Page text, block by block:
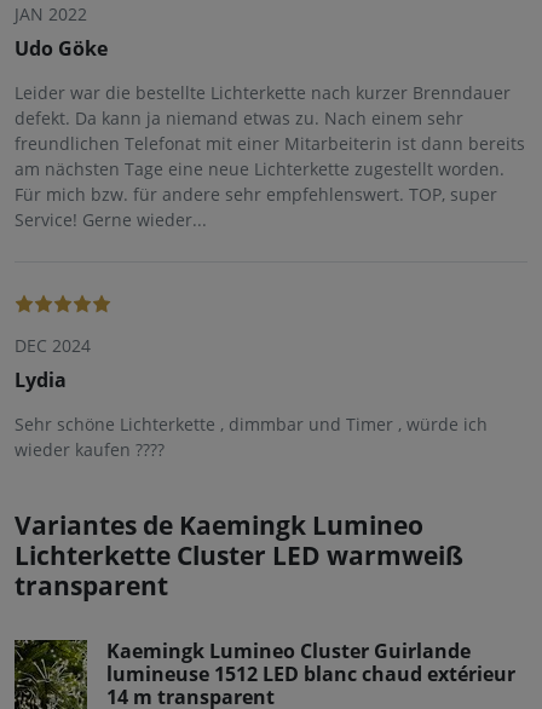
JAN 2022
Udo Göke
Leider war die bestellte Lichterkette nach kurzer Brenndauer
defekt. Da kann ja niemand etwas zu. Nach einem sehr
freundlichen Telefonat mit einer Mitarbeiterin ist dann bereits
am nächsten Tage eine neue Lichterkette zugestellt worden.
Für mich bzw. für andere sehr empfehlenswert. TOP, super
Service! Gerne wieder...
DEC 2024
Lydia
Sehr schöne Lichterkette , dimmbar und Timer , würde ich
wieder kaufen ????
Variantes de Kaemingk Lumineo
Lichterkette Cluster LED warmweiß
transparent
Kaemingk Lumineo Cluster Guirlande
lumineuse 1512 LED blanc chaud extérieur
14 m transparent